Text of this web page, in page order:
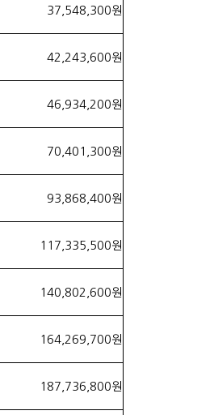
37,548,300원
42,243,600원
46,934,200원
70,401,300원
93,868,400원
117,335,500원
140,802,600원
164,269,700원
187,736,800원